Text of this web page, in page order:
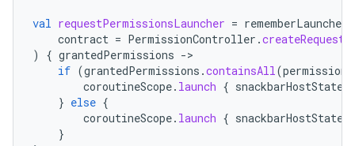
val requestPermissionsLauncher =
contract = PermissionController .
)
{ grantedPermissions -
if (grantedPermissions .containsAll(permissions
coroutineScope. launch { snackbarHostState
} else {
coroutineScope. launch { snackbarHostState
}